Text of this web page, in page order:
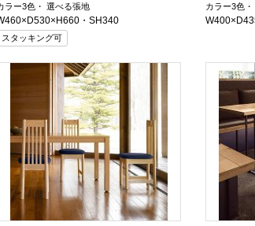
ラー3色 選べる張地
・SH340
スタッキング可
カラー3色